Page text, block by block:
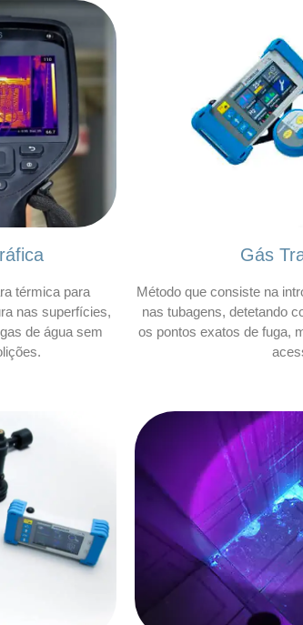
térmica para
nas superfícies,
de água sem
Gás
Método que consiste na
nas tubagens, detetando
os pontos exatos de fuga,